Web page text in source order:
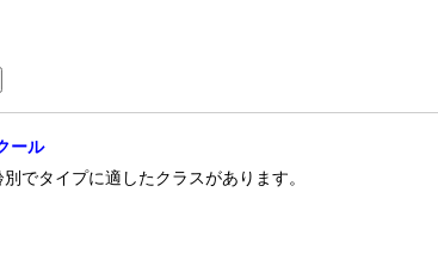
ール
でタイプに適したクラスがあります。